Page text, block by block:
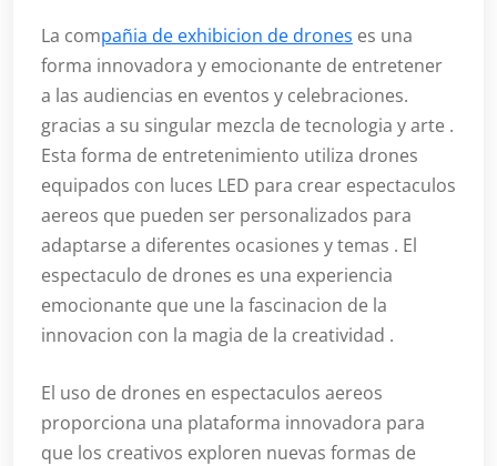
La compañia de exhibicion de drones es una
forma innovadora y emocionante de entretener
a las audiencias en eventos y celebraciones.
gracias a su singular mezcla de tecnologia y arte .
Esta forma de entretenimiento utiliza drones
equipados con luces LED para crear espectaculos
aereos que pueden ser personalizados para
adaptarse a diferentes ocasiones y temas . El
espectaculo de drones es una experiencia
emocionante que une la fascinacion de la
innovacion con la magia de la creatividad .
El uso de drones en espectaculos aereos
proporciona una plataforma innovadora para
que los creativos exploren nuevas formas de